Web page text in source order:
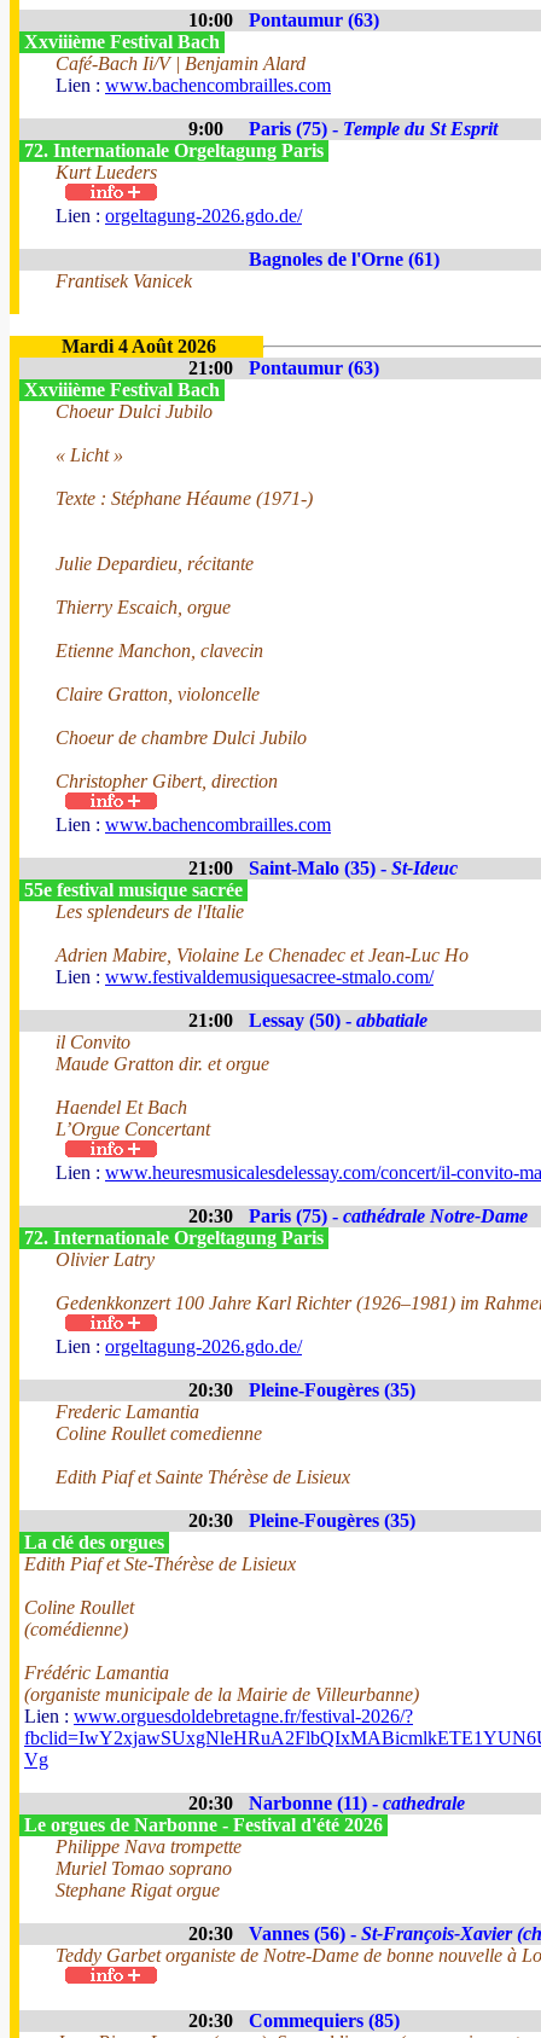
10:00
Pontaumur (63)
Xxviiième Festival Bach
Café-Bach Ii/V | Benjamin Alard
Lien : www.bachencombrailles.com
9:00 Paris (75) - Temple du St Esprit
72. Internationale Orgeltagung Paris
Kurt Lueders
Lien : orgeltagung-2026.gdo.de/
Bagnoles de l'Orne (61)
Frantisek Vanicek
Mardi 4 Août 2026
21:00
Pontaumur (63)
Xxviiième Festival Bach
Choeur Dulci Jubilo
« Licht »
Texte : Stéphane Héaume (1971-)
Julie Depardieu, récitante
Thierry Escaich, orgue
Etienne Manchon, clavecin
Claire Gratton, violoncelle
Choeur de chambre Dulci Jubilo
Christopher Gibert, direction
Lien : www.bachencombrailles.com
21:00 Saint-Malo (35) - St-Ideuc
55e festival musique sacrée
Les splendeurs de l'Italie
Adrien Mabire, Violaine Le Chenadec et Jean-Luc Ho
Lien : www.festivaldemusiquesacree-stmalo.com/
21:00 Lessay (50) - abbatiale
il Convito
Maude Gratton dir. et orgue
Haendel Et Bach
L’Orgue Concertant
Lien : www.heuresmusicalesdelessay.com/concert/il-convito-
20:30 Paris (75) - cathédrale Notre-Dame
72. Internationale Orgeltagung Paris
Olivier Latry
Gedenkkonzert 100 Jahre Karl Richter (1926–1981) im
Lien : orgeltagung-2026.gdo.de/
20:30
Pleine-Fougères (35)
Frederic Lamantia
Coline Roullet comedienne
Edith Piaf et Sainte Thérèse de Lisieux
20:30
Pleine-Fougères (35)
La clé des orgues
Edith Piaf et Ste-Thérèse de Lisieux
Coline Roullet
(comédienne)
Frédéric Lamantia
(organiste municipale de la Mairie de Villeurbanne)
Lien : www.orguesdoldebretagne.fr/festival-2026/?
Vg
20:30 Narbonne (11) - cathedrale
Le orgues de Narbonne - Festival d'été 2026
Philippe Nava trompette
Muriel Tomao soprano
Stephane Rigat orgue
20:30 Vannes (56) - St-François-Xavier
Teddy Garbet organiste de Notre-Dame de bonne nouvelle à
20:30
Commequiers (85)